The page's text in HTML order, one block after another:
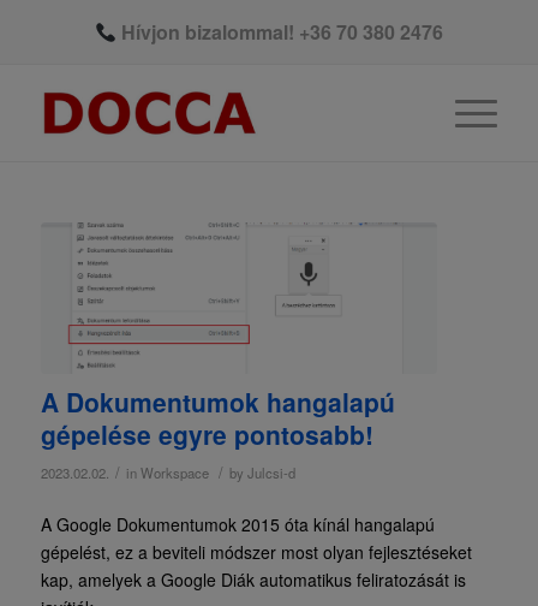
Hívjon bizalommal! +36 70 380 2476
A Dokumentumok hangalapú
gépelése egyre pontosabb!
2023.02.02. / inWorkspace / by Julcsi-d
A Google Dokumentumok 2015 óta kínál hangalapú
gépelést, ez a beviteli módszer most olyan fejlesztéseket
kap, amelyek a Google Diák automatikus feliratozását is